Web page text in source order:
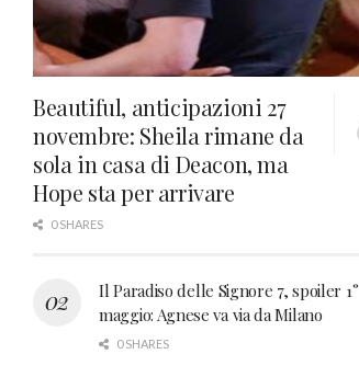
Beautiful, anticipazioni 27
novembre: Sheila rimane da
sola in casa di Deacon, ma
Hope sta per arrivare
0 SHARES
Il Paradiso delle Signore 7, spoiler 1°
maggio: Agnese va via da Milano
0 SHARES